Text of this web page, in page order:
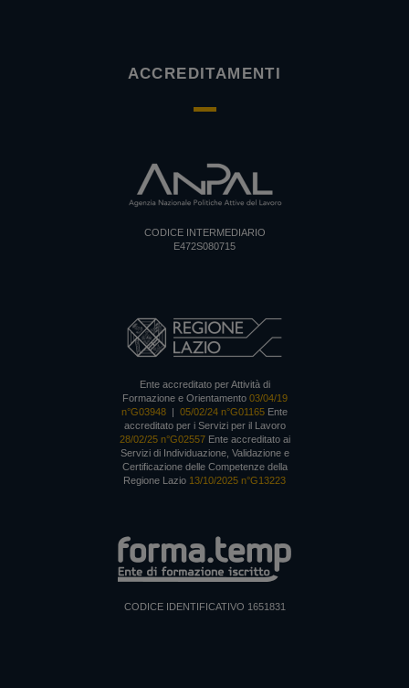
ACCREDITAMENTI
CODICE INTERMEDIARIO
E472S080715
Ente accreditato per Attività di
Formazione e Orientamento 03/04/19
n°G03948 | 05/02/24 n°G01165 Ente
accreditato per i Servizi per il Lavoro
28/02/25 n°G02557Ente accreditato ai
Servizi di Individuazione, Validazione e
Certificazione delle Competenze della
Regione Lazio 13/10/2025 n°G13223
CODICE IDENTIFICATIVO 1651831